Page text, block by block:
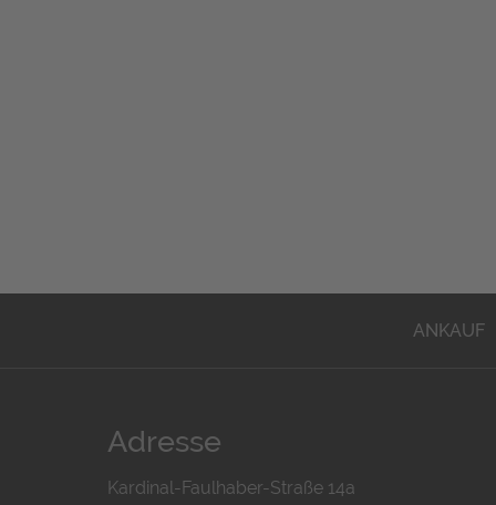
ANKAUF
Adresse
Kardinal-Faulhaber-Straße 14a